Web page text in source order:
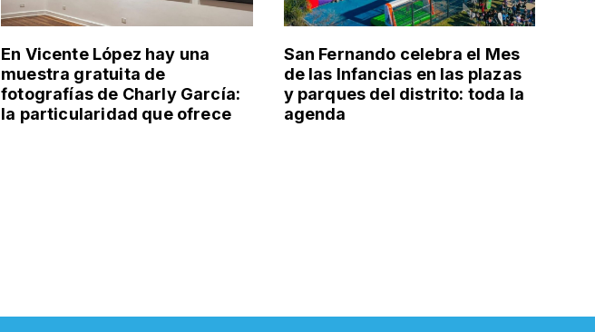
En Vicente López hay una
muestra gratuita de
fotografías de Charly García:
la particularidad que ofrece
San Fernando celebra el Mes
de las Infancias en las plazas
y parques del distrito: toda la
agenda